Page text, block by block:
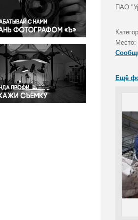
Правосудие
Происшествия и конфликты
Религия
Светская жизнь
Спорт
Экология
Экономика и бизнес
ПАО
Место:
Ещё